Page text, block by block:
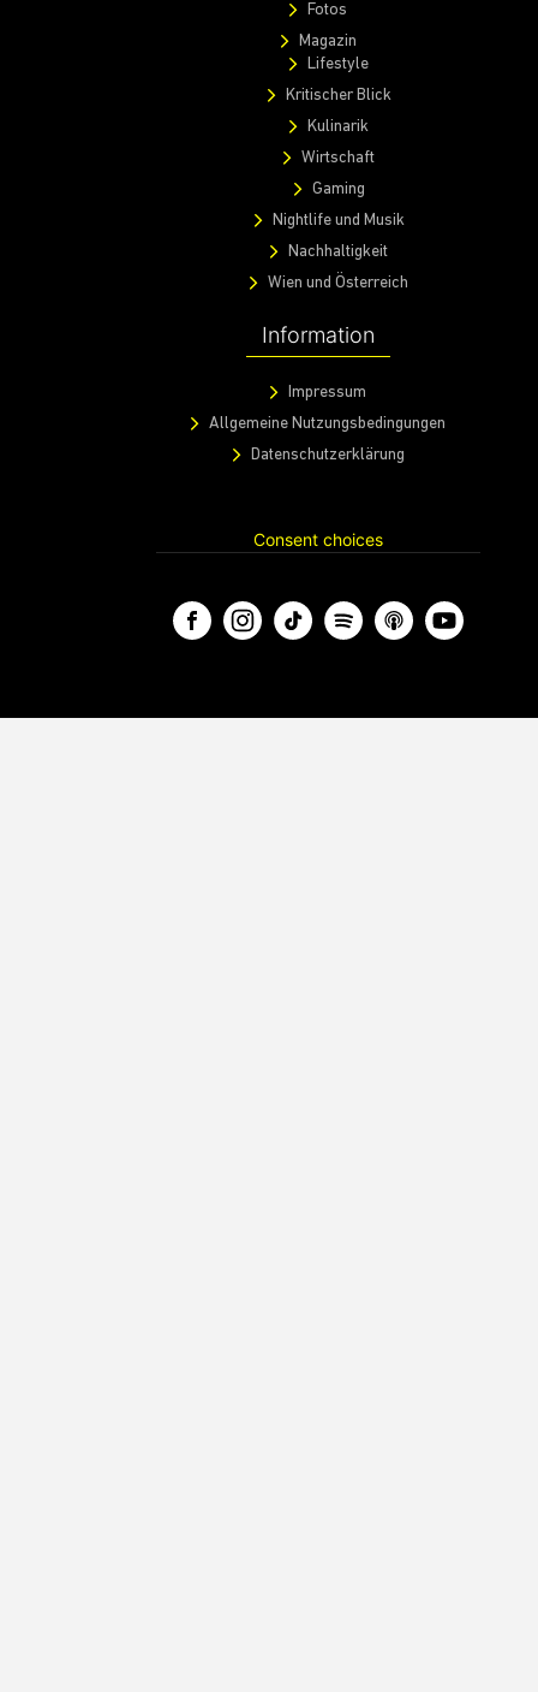
Fotos
Magazin
Lifestyle
Kritischer Blick
Kulinarik
Wirtschaft
Gaming
Nightlife und Musik
Nachhaltigkeit
Wien und Österreich
Information
Impressum
Allgemeine Nutzungsbedingungen
Datenschutzerklärung
Consent choices